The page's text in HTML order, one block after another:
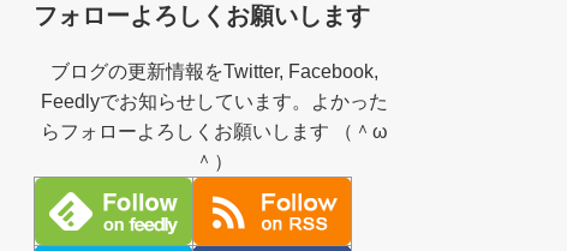
フォローよろしくお願いします
ブログの更新情報をTwitter, Facebook,
Feedlyでお知らせしています。よかった
らフォローよろしくお願いします （＾ω
＾）